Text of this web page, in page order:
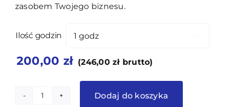
zasobem Twojego biznesu.
Ilość godzin
200,00 zł (246,00złbrutto)
ilość
Dodaj do koszyka